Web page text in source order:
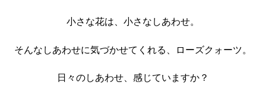
小さな花は、小さなしあわせ。
そんなしあわせに気づかせてくれる、ローズクォーツ。
日々のしあわせ、感じていますか？